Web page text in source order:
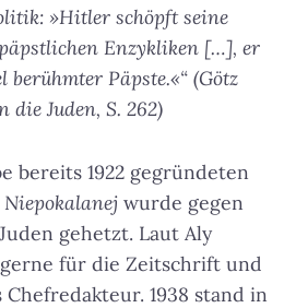
»Hitler schöpft seine
päpstlichen Enzykliken […], er
berühmter Päpste.«“ (Götz
die Juden, S. 262)
bereits 1922 gegründeten
Niepokalanej wurde gegen
gehetzt. Laut Aly
für die Zeitschrift und
1938 stand in